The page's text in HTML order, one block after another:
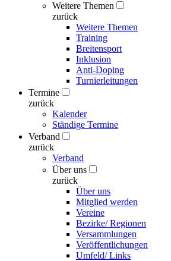
Weitere Themen
zurück
Weitere Themen
Training
Breitensport
Inklusion
Anti-Doping
Turnierleitungen
Termine
zurück
Kalender
Ständige Termine
Verband
zurück
Verband
Über uns
zurück
Über uns
Mitglied werden
Vereine
Bezirke/ Regionen
Versammlungen
Veröffentlichungen
Umfeld/ Links